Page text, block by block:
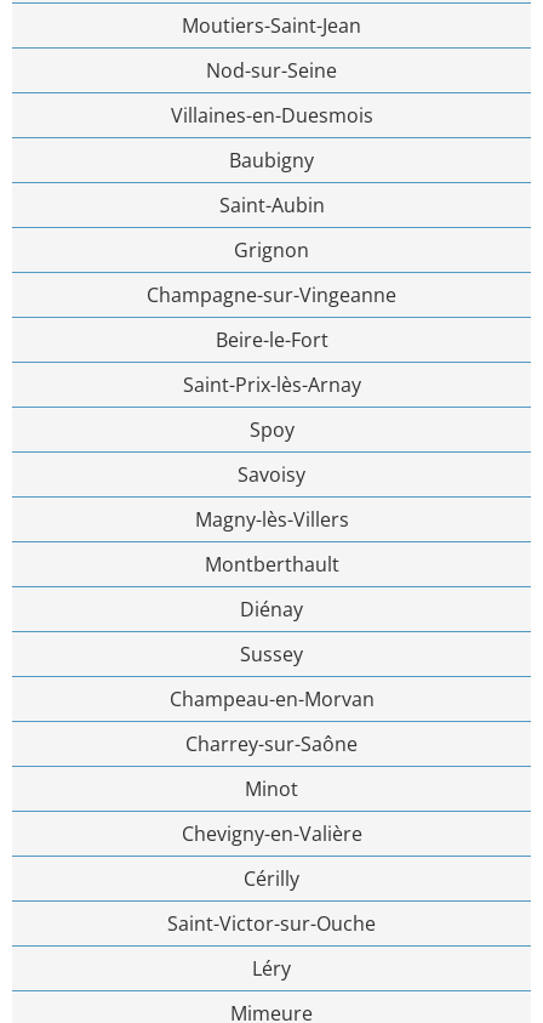
Moutiers-Saint-Jean
Nod-sur-Seine
Villaines-en-Duesmois
Baubigny
Saint-Aubin
Grignon
Champagne-sur-Vingeanne
Beire-le-Fort
Saint-Prix-lès-Arnay
Spoy
Savoisy
Magny-lès-Villers
Montberthault
Diénay
Sussey
Champeau-en-Morvan
Charrey-sur-Saône
Minot
Chevigny-en-Valière
Cérilly
Saint-Victor-sur-Ouche
Léry
Mimeure